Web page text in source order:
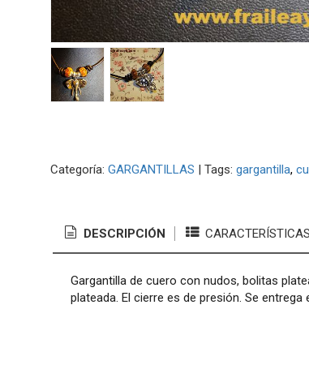
Categoría: GARGANTILLAS | Tags: gargantilla
DESCRIPCIÓN CARACTERÍSTICAS
Gargantilla de cuero con nudos, bolitas
plateada. El cierre es de presión. Se entrega